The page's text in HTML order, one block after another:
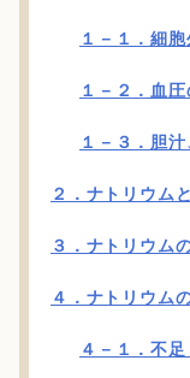
１－１．細
１－２．血
１－３．胆
２．ナトリウム
３．ナトリウム
４．ナトリウム
４－１．不